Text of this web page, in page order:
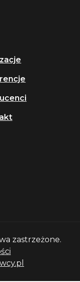
zastrzeżone.